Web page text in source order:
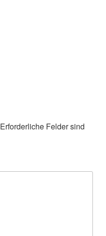
Erforderliche Felder sind